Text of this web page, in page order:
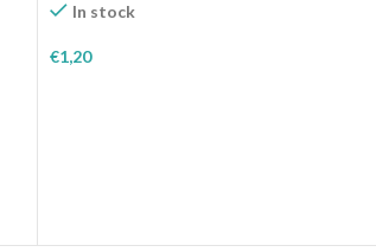
In stock
€1,20